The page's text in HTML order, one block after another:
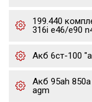
199.440
316i e46/e90
Акб 6ст-100
Акб 95ah
agm